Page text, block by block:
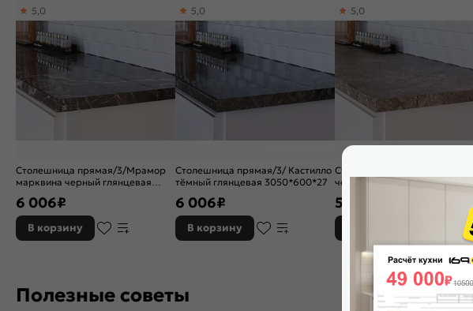
Столешница прямая/3/Мрамор
марквина черный глянцевая
5,0
6 006₽
В корзину
Столешница прямая/3/ Кастилло
тёмный глянцевая 3050*600*27
5,0
6 006₽
В корзину
Столешница прямая Мрамор
черный матовая 3050*600*27
5,0
5 024
Полезные советы